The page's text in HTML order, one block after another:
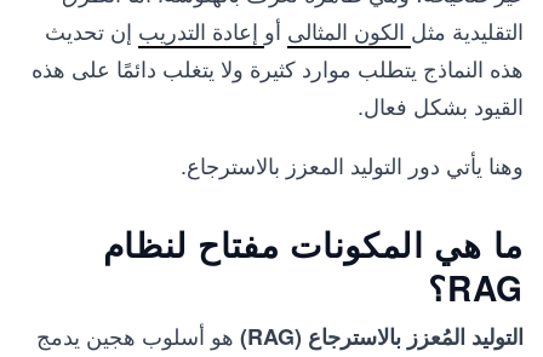
التقليدية مثل الكون المثالى أو إعادة التدريب إن تحديث
هذه النماذج يتطلب موارد كثيرة ولا يتغلب دائمًا على هذه
القيود بشكل فعال.
وهنا يأتي دور التوليد المعزز بالاسترجاع.
ما هي المكونات مفتاح لنظام
RAG؟
التوليد المُعزز بالاسترجاع (RAG)
هو أسلوب هجين يدمج